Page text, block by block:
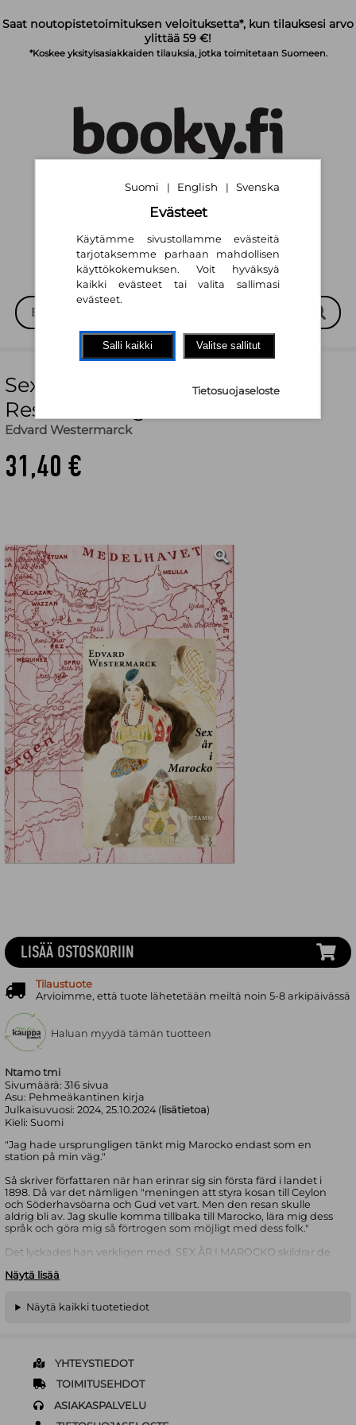
Saat noutopistetoimituksen veloituksetta*, kun tilauksesi arvo
ylittää 59 €!
*Koskee yksityisasiakkaiden tilauksia, jotka toimitetaan Suomeen.
Suomi | English | Svenska
Sex år i Marocko -
Reseskildningar
Edvard Westermarck
31,40 €
Ntamo tmi
Sivumäärä:316 sivua
Asu: Pehmeäkantinen kirja
Julkaisuvuosi:2024, 25.10.2024 ( lisätietoa)
Kieli:Suomi
"Jag hade ursprungligen tänkt mig Marocko endast som en
station på min väg."
Så skriver författaren när han erinrar sig sin första färd i landet i
1898. Då var det nämligen "meningen att styra kosan till Ceylon
och Söderhavsöarna och Gud vet vart. Men den resan skulle
aldrig bli av. Jag skulle komma tillbaka till Marocko, lära mig dess
språk och göra mig så förtrogen som möjligt med dess folk."
Det lyckades han verkligen med. SEX ÅR I MAROCKO skildrar de
ungefär nio års vistelse där. Fältstudierna ledde till vetenskapliga
AND BELIEF IN MOROCCO (1926) och WIT AND WISDOM IN
MOROCCO (1930) Dessa forskningsinsatser används ännu idag
Boken utkom först i 1918 (Holger Schildt, Helsingfors).
Näytä lisää
LISÄÄ OSTOSKORIIN
Tilaustuote
Arvioimme, että tuote lähetetään meiltä noin 5-8 arkipäivässä
Haluan myydä tämän tuotteen
Näytä kaikki tuotetiedot
YHTEYSTIEDOT
TOIMITUSEHDOT
ASIAKASPALVELU
Suomi | English | Svenska
Evästeet
Käytämme sivustollamme evästeitä
tarjotaksemme parhaan mahdollisen
käyttökokemuksen. Voit hyväksyä
kaikki evästeet tai valita sallimasi
evästeet.
Salli kaikki Valitse sallitut
Tietosuojaseloste